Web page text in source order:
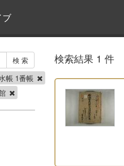
ブ
帳 1番帳
検索結果 1 件